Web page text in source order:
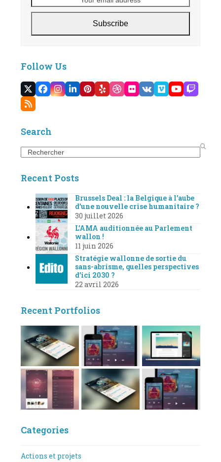
Subscribe
Follow Us
Twitter
(deprecated)
Facebook
Instagram
LinkedIn
Pinterest
YelpDribbble
Flickr
VKVimeoYouTube
RSS
Search
Search
Recent Posts
Brussels Deal : la Belgique à l’aube
d’une nouvelle crise humanitaire ?
30 juillet 2026
L’AMA auditionnée au Parlement
wallon !
11 juin 2026
Stratégie wallonne de sortie du
sans-abrisme, quelles perspectives
d’ici 2030 ?
22 avril 2026
Recent Portfolios
Categories
Actions et projets